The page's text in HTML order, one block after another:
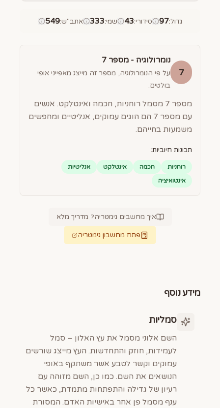
גדול:
97 סידורי:
43 שמי:
333 אתב"ש:
549
7
נומרולוגיה - מספר 7
על פי הנומרולוגיה, מספר זה מייצג מאפייני אופי
בולטים.
מספר 7 מסמל רוחניות, חכמה ואינטלקט. אנשים
עם מספר 7 הם הוגים עמוקים, אנליטיים ומחפשים
משמעות בחייהם.
תכונות חיוביות:
רוחניות חכמה אינטלקט
אנליטיות
אינטואיציה
איך מחשבים גימטריה? מדריך מלא
פתח מחשבון גימטריה
מידע נוסף
סמליות
השם אלוני מסמל את עץ האלון – סמל
לעמידות, חוזק והתחדשות. העץ מייצג שורשים
עמוקים וקשר לטבע אשר משתקף באופי
הנושאים את השם. כמו כן, השם מזוהה עם
רעיון של גדילה והתפתחות מתמדת, כאשר כל
ענף מסמל פן אחר באישיות האדם. המסורת